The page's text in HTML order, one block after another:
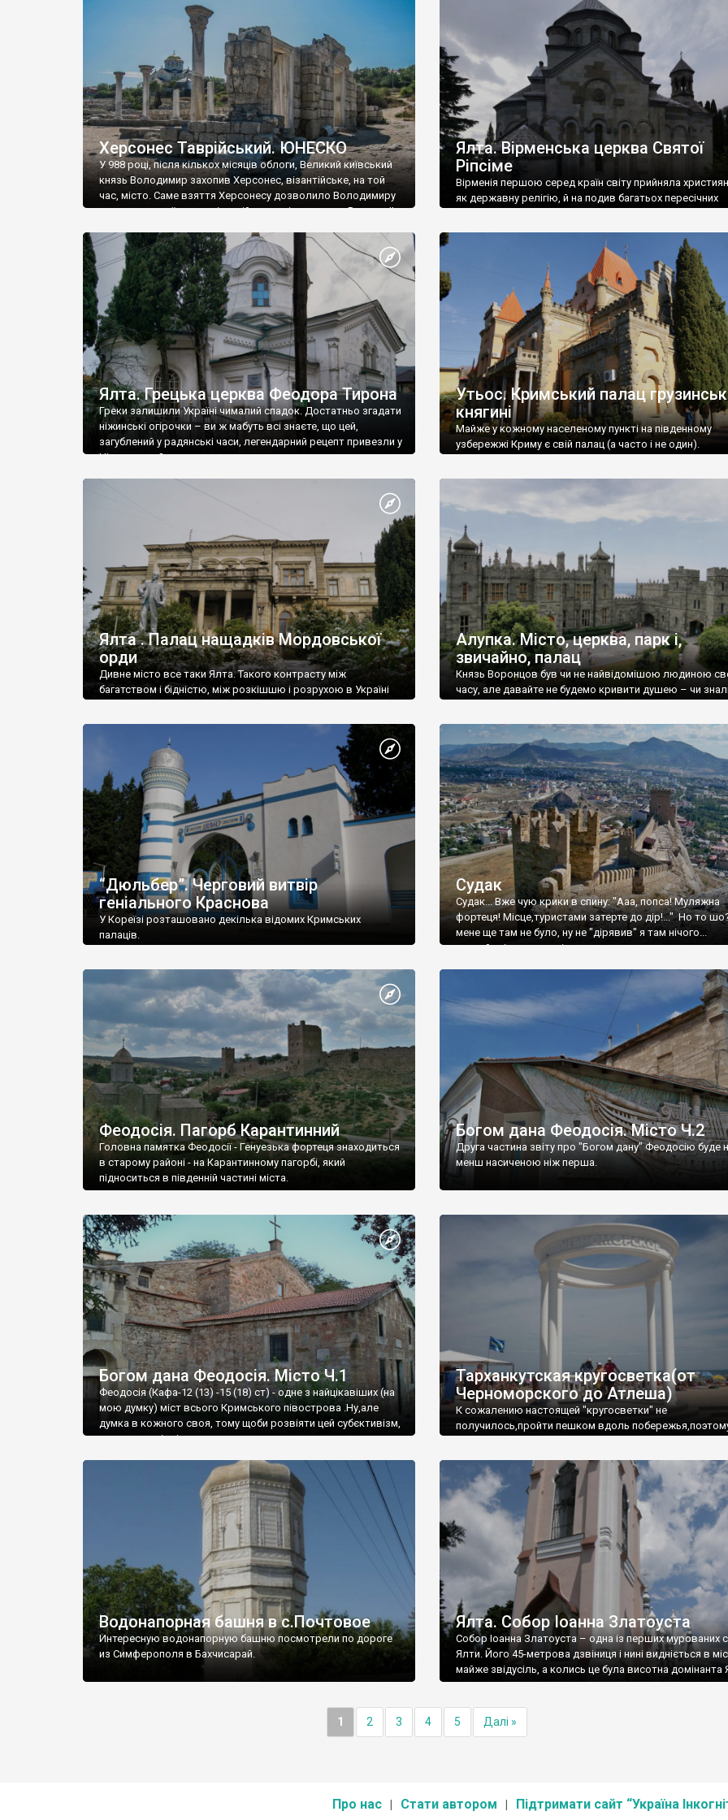
візантійської доби. Раритети викрадені з фондів об’єкту
культурної спадщини ЮНЕСКО «Херсонеса Таврійського».
Офіційно – на виставку «Золото Візантії», але експерти та
влада в Україні вважають це лише […]
називаються «повстяками» (postaki)…” “Вино. Крим
виробляє відмінне вино і його вдосталь: воно все
легке біле і дуже […]
Херсонес Таврійський. ЮНЕСКО
У 988 році, після кількох місяців облоги, Великий київський
князь Володимир захопив Херсонес, візантійське, на той
час, місто. Саме взяття Херсонесу дозволило Володимиру
диктувати свої умови візантійському імператору Василю ІІ,
Херсонесі Володимир-язичник, став Василем-
християнином. А потім було Хрещення Русі. На честь
Херсонесу Таврійського названо місто […]
Ялта. Вірменська церква Святої
Ріпсіме
Вірменія першою серед країн світу прийняла
як державну релігію, й на подив багатьох пересічних
Ялта. Грецька церква Феодора Тирона
Греки залишили Україні чималий спадок. Достатньо згадати
ніжинські огірочки – ви ж мабуть всі знаєте, що цей,
загублений у радянські часи, легендарний рецепт привезли у
Ніжин греки?
Утьос. Кримський палац
княгині
Майже у кожному населеному пункті на південному
узбережжі Криму є свій палац (а часто і не один).
Ялта . Палац нащадків Мордовської
орди
Дивне місто все таки Ялта. Такого контрасту між
багатством і бідністю, між розкішшю і розрухою в Україні
Алупка. Місто, церква, парк і,
звичайно, палац
Князь Воронцов був чи не найвідомішою людиною
часу, але давайте не будемо кривити душею – чи
“Дюльбер”. Черговий витвір
геніального Краснова
У Кореїзі розташовано декілька відомих Кримських
палаців.
Судак
Судак... Вже чую крики в спину: "Ааа, попса! Муляжна
фортеця! Місце,туристами затерте до дір!..." Но то
мене ще там не було, ну не "дірявив" я там нічого...
принаймні до цього літа.
Феодосія. Пагорб Карантинний
Головна памятка Феодосії - Генуезька фортеця знаходиться
в старому районі - на Карантинному пагорбі, який
підноситься в південній частині міста.
Богом дана Феодосія. Місто Ч.2
Друга частина звіту про "Богом дану" Феодосію буде
менш насиченою ніж перша.
Богом дана Феодосія. Місто Ч.1
Феодосія (Кафа-12 (13) -15 (18) ст) - одне з найцікавіших (на
мою думку) міст всього Кримського півострова .Ну,але
думка в кожного своя, тому щоби розвіяти цей субєктивізм,
запрошую відвідати це
Тарханкутская кругосветка(от
Черноморского до Атлеша)
К сожалению настоящей "кругосветки" не
получилось,пройти пешком вдоль
Водонапорная башня в с.Почтовое
Интересную водонапорную башню посмотрели по дороге
из Симферополя в Бахчисарай.
Ялта. Собор Іоанна Златоуста
Собор Іоанна Златоуста – одна із перших мурованих
Ялти. Його 45-метрова дзвіниця і нині видніється в
майже звідусіль, а колись це була висотна домінанта
1 2 3 4 5 Далі »
Про нас Стати автором Підтримати сайт “Україна